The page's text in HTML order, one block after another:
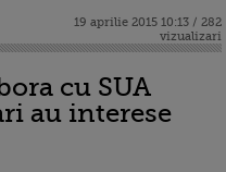
19 aprilie 2015 10:13 / 282
vizualizari
cu SUA
au interese